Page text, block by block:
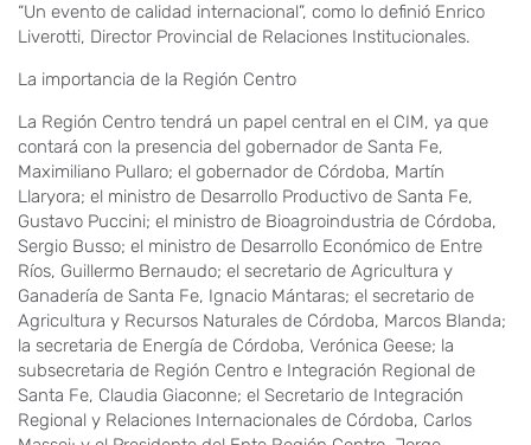
“Un evento de calidad internacional”, como lo definió Enrico
Liverotti, Director Provincial de Relaciones Institucionales.
La importancia de la Región Centro
La Región Centro tendrá un papel central en el CIM, ya que
contará con la presencia del gobernador de Santa Fe,
Maximiliano Pullaro; el gobernador de Córdoba, Martín
Llaryora; el ministro de Desarrollo Productivo de Santa Fe,
Gustavo Puccini; el ministro de Bioagroindustria de Córdoba,
Sergio Busso; el ministro de Desarrollo Económico de Entre
Ríos, Guillermo Bernaudo; el secretario de Agricultura y
Ganadería de Santa Fe, Ignacio Mántaras; el secretario de
Agricultura y Recursos Naturales de Córdoba, Marcos Blanda;
la secretaria de Energía de Córdoba, Verónica Geese; la
subsecretaria de Región Centro e Integración Regional de
Santa Fe, Claudia Giaconne; el Secretario de Integración
Regional y Relaciones Internacionales de Córdoba, Carlos